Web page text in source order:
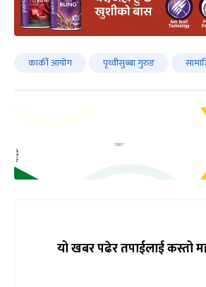
कार्की आयोग पृथ्वीसुब्बा गुरुङ
यो खबर पढेर तपाईलाई कस्तो